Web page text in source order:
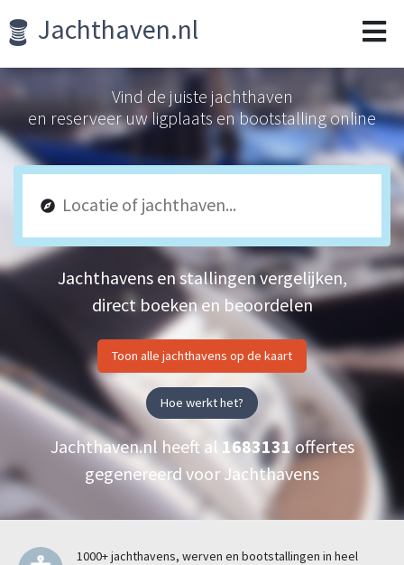
Jachthaven.nl
Vind de juiste jachthaven
en reserveer uw ligplaats en bootstalling online
Jachthavens en stallingen vergelijken,
direct boeken en beoordelen
Toon alle jachthavens op de kaart
Hoe werkt het?
Jachthaven.nl heeft al 1683131offertes
gegenereerd voor Jachthavens
1000+ jachthavens, werven en bootstallingen in heel